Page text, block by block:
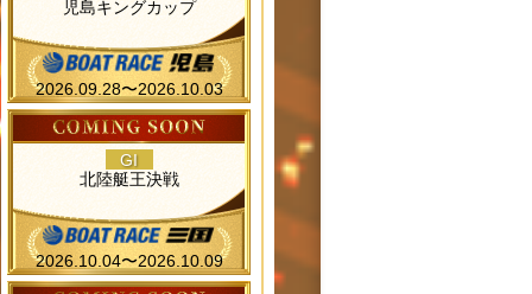
児島キングカップ
2026.09.28〜2026.10.03
GI
北陸艇王決戦
2026.10.04〜2026.10.09